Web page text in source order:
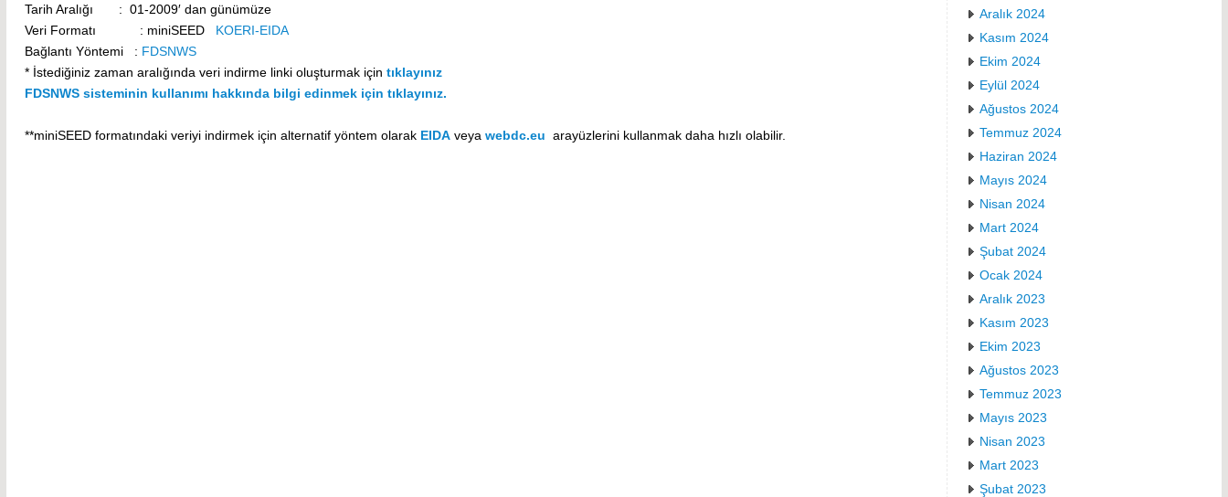
Tarih Aralığı : 01-2009′ dan günümüze
Veri Formatı : miniSEED KOERI-EIDA
Bağlantı Yöntemi : FDSNWS
* İstediğiniz zaman aralığında veri indirme linki oluşturmak için tıklayınız
FDSNWS sisteminin kullanımı hakkında bilgi edinmek için tıklayınız.
**miniSEED formatındaki veriyi indirmek için alternatif yöntem olarak EIDA veya webdc.eu arayüzlerini kullanmak daha hızlı olabilir.
Aralık 2024
Kasım 2024
Ekim 2024
Eylül 2024
Ağustos 2024
Temmuz 2024
Haziran 2024
Mayıs 2024
Nisan 2024
Mart 2024
Şubat 2024
Ocak 2024
Aralık 2023
Kasım 2023
Ekim 2023
Ağustos 2023
Temmuz 2023
Mayıs 2023
Nisan 2023
Mart 2023
Şubat 2023